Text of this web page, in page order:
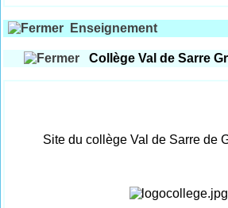
Enseignement
Collège Val de Sarre
Site du collège Val de Sarre de